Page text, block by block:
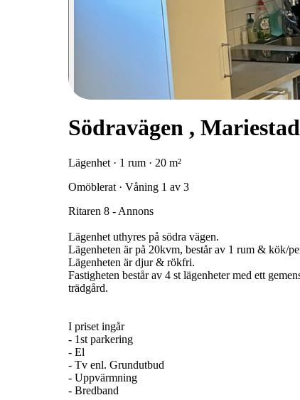
Södravägen , Mariestad
Lägenhet · 1 rum · 20 m²
Omöblerat · Våning 1 av 3
Ritaren 8 - Annons
Lägenhet uthyres på södra vägen.
Lägenheten är på 20kvm, består av 1 rum & kök/
Lägenheten är djur & rökfri.
Fastigheten består av 4 st lägenheter med ett
trädgård.
I priset ingår
- 1st parkering
- El
- Tv enl. Grundutbud
- Uppvärmning
- Bredband